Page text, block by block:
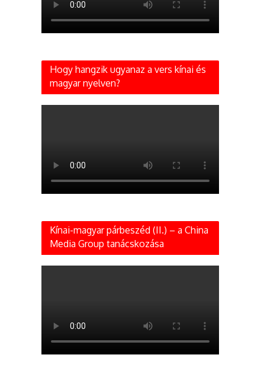
Hogy hangzik ugyanaz a vers kínai és
magyar nyelven?
Kínai-magyar párbeszéd (II.) – a China
Media Group tanácskozása